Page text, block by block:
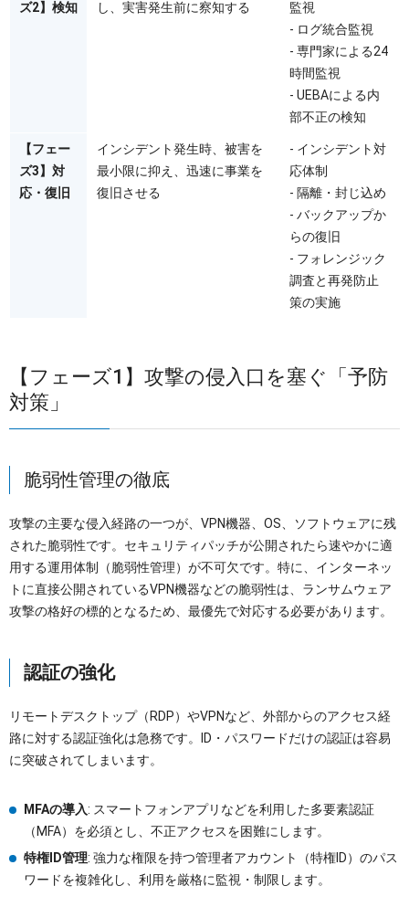
ズ2】検知 し、実害発生前に察知する
監視
- ログ統合監視
- 専門家による24
時間監視
- UEBAによる内
部不正の検知
【フェー
ズ3】対
応・復旧
インシデント発生時、被害を
最小限に抑え、迅速に事業を
復旧させる
- インシデント対
応体制
- 隔離・封じ込め
- バックアップか
らの復旧
- フォレンジック
調査と再発防止
策の実施
【フェーズ1】攻撃の侵入口を塞ぐ「予防
対策」
脆弱性管理の徹底
攻撃の主要な侵入経路の一つが、VPN機器、OS、ソフトウェアに残
された脆弱性です。セキュリティパッチが公開されたら速やかに適
用する運用体制（脆弱性管理）が不可欠です。特に、インターネッ
トに直接公開されているVPN機器などの脆弱性は、ランサムウェア
攻撃の格好の標的となるため、最優先で対応する必要があります。
認証の強化
リモートデスクトップ（RDP）やVPNなど、外部からのアクセス経
路に対する認証強化は急務です。ID・パスワードだけの認証は容易
に突破されてしまいます。
MFAの導入: スマートフォンアプリなどを利用した多要素認証
（MFA）を必須とし、不正アクセスを困難にします。
特権ID管理: 強力な権限を持つ管理者アカウント（特権ID）のパス
ワードを複雑化し、利用を厳格に監視・制限します。